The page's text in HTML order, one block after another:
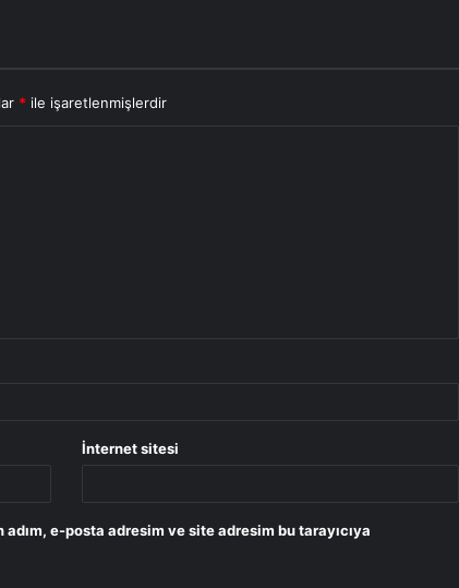
* ile işaretlenmişlerdir
İnternet sitesi
e-posta adresim ve site adresim bu tarayıcıya